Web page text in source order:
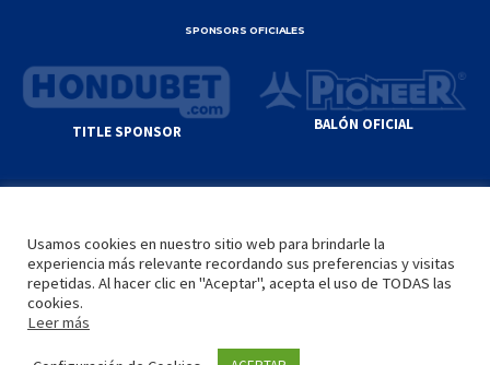
SPONSORS OFICIALES
TITLE SPONSOR BALÓN OFICIAL
YOUTUBE TERMS OF SERVICE
PRIVACY POLICY
POLÍTICA DE PRIVACIDAD
INICIO
Usamos cookies en nuestro sitio web para brindarle la
experiencia más relevante recordando sus preferencias y visitas
repetidas. Al hacer clic en "Aceptar", acepta el uso de TODAS las
cookies.
Leer más